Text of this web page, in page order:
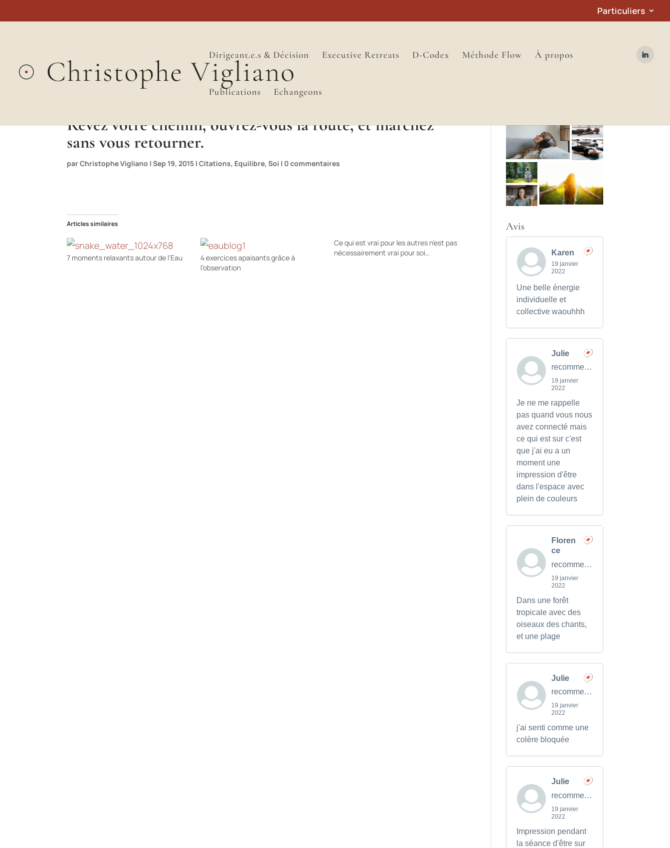
Particuliers
Dirigeant.e.s & Décision Executive Retreats D-Codex Méthode Flow À propos
Publications Echangeons
Rêvez votre chemin, ouvrez-vous la route, et marchez
sans vous retourner.
parChristophe Vigliano |Sep 19, 2015 |Citations, Equilibre,Soi | 0 commentaires
Articles similaires
7 moments relaxants autour de l’Eau
4 exercices apaisants grâce à
l’observation
Ce qui est vrai pour les autres n’est pas
nécessairement vrai pour soi…
Avis
Karen
19 janvier
2022
Une belle énergie
individuelle et
collective waouhhh
Julie
recommends
19 janvier
2022
Je ne me rappelle
pas quand vous nous
avez connecté mais
ce qui est sur c'est
que j'ai eu a un
moment une
impression d'être
dans l'espace avec
plein de couleurs
Floren
ce
recommends
19 janvier
2022
Dans une forêt
tropicale avec des
oiseaux des chants,
et une plage
Julie
recommends
19 janvier
2022
j'ai senti comme une
colère bloquée
Julie
recommends
19 janvier
2022
Impression pendant
la séance d'être sur